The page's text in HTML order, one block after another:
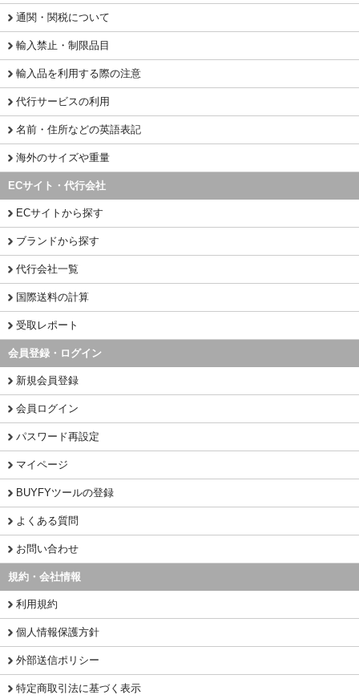
通関・関税について
輸入禁止・制限品目
輸入品を利用する際の注意
代行サービスの利用
名前・住所などの英語表記
海外のサイズや重量
ECサイト・代行会社
ECサイトから探す
ブランドから探す
代行会社一覧
国際送料の計算
受取レポート
会員登録・ログイン
新規会員登録
会員ログイン
パスワード再設定
マイページ
BUYFYツールの登録
よくある質問
お問い合わせ
規約・会社情報
利用規約
個人情報保護方針
外部送信ポリシー
特定商取引法に基づく表示